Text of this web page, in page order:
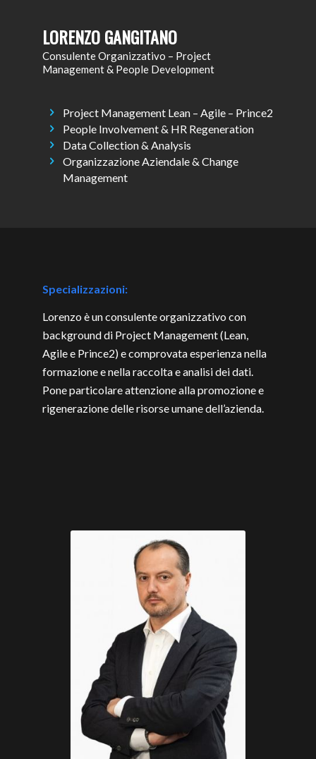
LORENZO GANGITANO
Consulente Organizzativo – Project
Management & People Development
Project Management Lean – Agile – Prince2
People Involvement & HR Regeneration
Data Collection & Analysis
Organizzazione Aziendale & Change
Management
Specializzazioni:
Lorenzo è un consulente organizzativo con
background di Project Management (Lean,
Agile e Prince2) e comprovata esperienza nella
formazione e nella raccolta e analisi dei dati.
Pone particolare attenzione alla promozione e
rigenerazione delle risorse umane dell’azienda.